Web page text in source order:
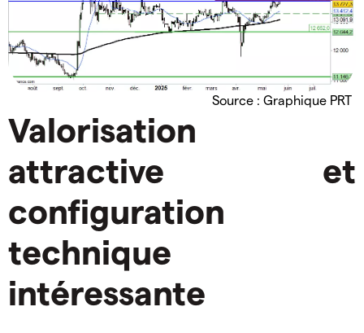
Source : Graphique PRT
Valorisation
attractive et
configuration
technique
intéressante